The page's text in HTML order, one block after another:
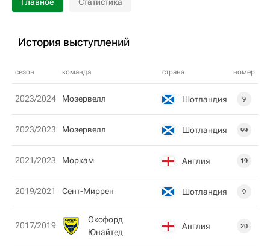
История выступлений
сезон команда страна номер
2023/2024 Мозервелл Шотландия 9
2023/2023 Мозервелл Шотландия 99
2021/2023 Моркам Англия 19
2019/2021 Сент-Миррен Шотландия 9
2017/2019
Оксфорд
Юнайтед
Англия 20